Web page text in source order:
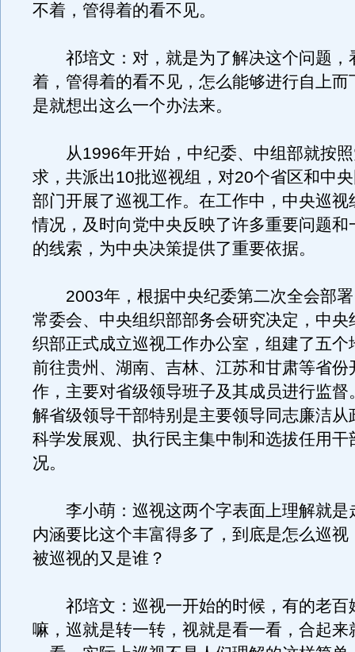
不着，管得着的看不见。
祁培文：对，就是为了解决这个问题，
着，管得着的看不见，怎么能够进行自上而
是就想出这么一个办法来。
从1996年开始，中纪委、中组部就按照
求，共派出10批巡视组，对20个省区和中
部门开展了巡视工作。在工作中，中央巡视
情况，及时向党中央反映了许多重要问题和
的线索，为中央决策提供了重要依据。
2003年，根据中央纪委第二次全会部署
常委会、中央组织部部务会研究决定，中央
织部正式成立巡视工作办公室，组建了五个
前往贵州、湖南、吉林、江苏和甘肃等省份
作，主要对省级领导班子及其成员进行监督
解省级领导干部特别是主要领导同志廉洁从
科学发展观、执行民主集中制和选拔任用干
况。
李小萌：巡视这两个字表面上理解就是
内涵要比这个丰富得多了，到底是怎么巡视
被巡视的又是谁？
祁培文：巡视一开始的时候，有的老百
嘛，巡就是转一转，视就是看一看，合起来